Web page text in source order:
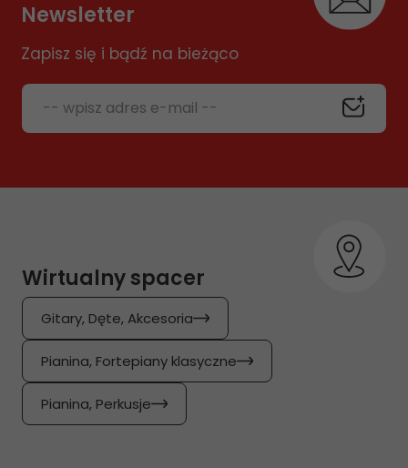
Newsletter
Zapisz się i bądź na bieżąco
-- wpisz adres e-mail --
Wirtualny spacer
Gitary, Dęte, Akcesoria
Pianina, Fortepiany klasyczne
Pianina, Perkusje